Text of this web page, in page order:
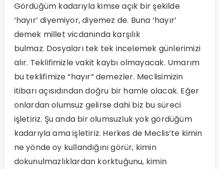
Gördüğüm kadarıyla kimse açık bir şekilde
‘hayır’ diyemiyor, diyemez de. Buna ‘hayır’
demek millet vicdanında karşılık
bulmaz. Dosyaları tek tek incelemek günlerimizi
alır. Teklifimizle vakit kaybı olmayacak. Umarım
bu teklifimize “hayır” demezler. Meclisimizin
itibarı açısıdından doğru bir hamle olacak. Eğer
onlardan olumsuz gelirse dahi biz bu süreci
işletiriz. Şu anda bir olumsuzluk yok gördüğüm
kadarıyla ama işletiriz. Herkes de Meclis’te kimin
ne yönde oy kullandığını görür, kimin
dokunulmazlıklardan korktuğunu, kimin